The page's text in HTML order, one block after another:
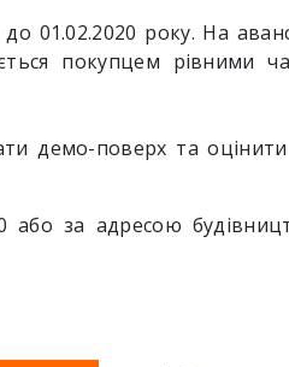
01.02.2020 року. На
покупцем рівними
демо-поверх та оцінити
або за адресою